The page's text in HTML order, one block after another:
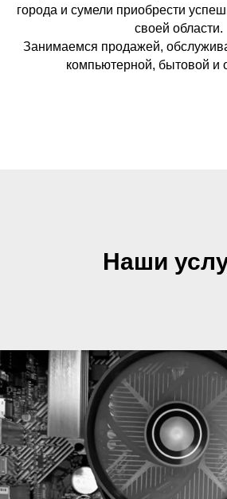
города и сумели приобрести
своей области.
Занимаемся продажей,
компьютерной, бытовой и
Наши